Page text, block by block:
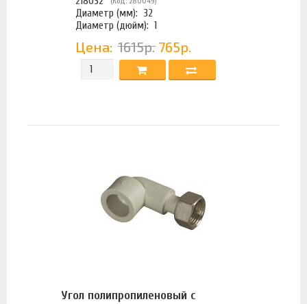
Диаметр (мм): 32
Диаметр (дюйм): 1
Цена: 1615р. 765р.
Угол полипропиленовый с